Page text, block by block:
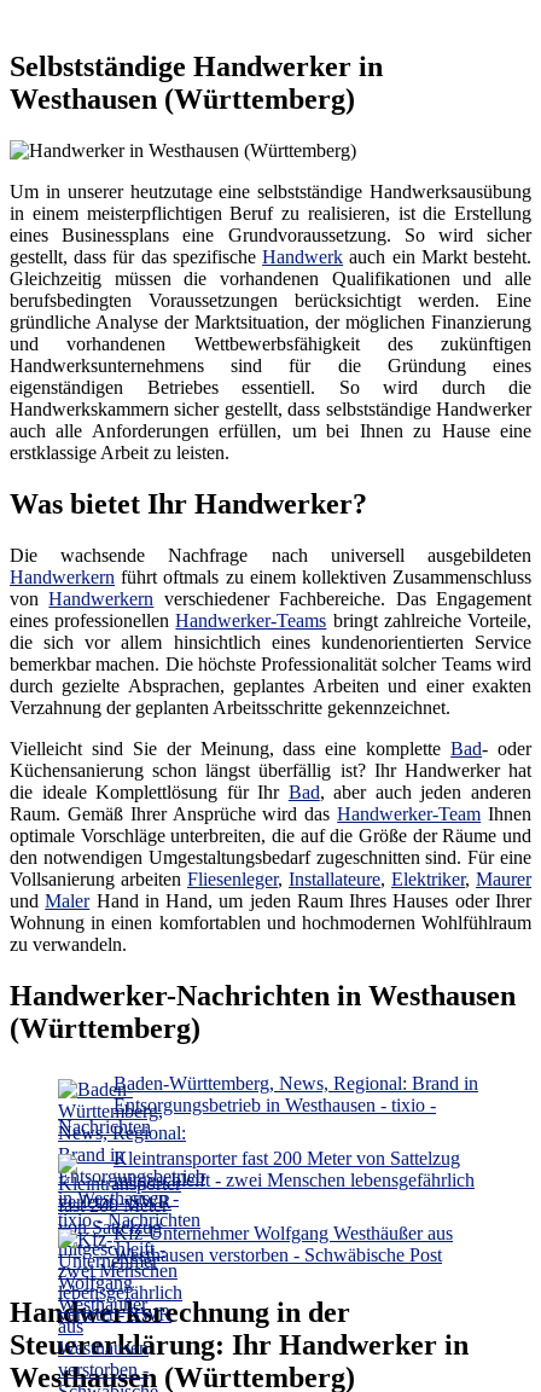
Selbstständige Handwerker in
Westhausen (Württemberg)
Um in unserer heutzutage eine selbstständige Handwerksausübung
in einem meisterpflichtigen Beruf zu realisieren, ist die Erstellung
eines Businessplans eine Grundvoraussetzung. So wird sicher
gestellt, dass für das spezifischeHandwerk auch ein Markt besteht.
Gleichzeitig müssen die vorhandenen Qualifikationen und alle
berufsbedingten Voraussetzungen berücksichtigt werden. Eine
gründliche Analyse der Marktsituation, der möglichen Finanzierung
und vorhandenen Wettbewerbsfähigkeit des zukünftigen
Handwerksunternehmens sind für die Gründung eines
eigenständigen Betriebes essentiell. So wird durch die
Handwerkskammern sicher gestellt, dass selbstständige Handwerker
auch alle Anforderungen erfüllen, um bei Ihnen zu Hause eine
erstklassige Arbeit zu leisten.
Was bietet Ihr Handwerker?
Die wachsende Nachfrage nach universell ausgebildeten
Handwerkern führt oftmals zu einem kollektiven Zusammenschluss
vonHandwerkern verschiedener Fachbereiche. Das Engagement
eines professionellenHandwerker-Teams bringt zahlreiche Vorteile,
die sich vor allem hinsichtlich eines kundenorientierten Service
bemerkbar machen. Die höchste Professionalität solcher Teams wird
durch gezielte Absprachen, geplantes Arbeiten und einer exakten
Verzahnung der geplanten Arbeitsschritte gekennzeichnet.
Vielleicht sind Sie der Meinung, dass eine kompletteBad- oder
Küchensanierung schon längst überfällig ist? Ihr Handwerker hat
die ideale Komplettlösung für Ihr Bad, aber auch jeden anderen
Raum. Gemäß Ihrer Ansprüche wird dasHandwerker-Team Ihnen
optimale Vorschläge unterbreiten, die auf die Größe der Räume und
den notwendigen Umgestaltungsbedarf zugeschnitten sind. Für eine
Vollsanierung arbeiten Fliesenleger, Installateure, Elektriker, Maurer
undMalerHand in Hand, um jeden Raum Ihres Hauses oder Ihrer
Wohnung in einen komfortablen und hochmodernen Wohlfühlraum
zu verwandeln.
Handwerker-Nachrichten in Westhausen
(Württemberg)
Baden-Württemberg, News, Regional: Brand in
Entsorgungsbetrieb in Westhausen - tixio -
Nachrichten
Kleintransporter fast 200 Meter von Sattelzug
mitgeschleift - zwei Menschen lebensgefährlich
verletzt - SWR
Kfz-Unternehmer Wolfgang Westhäußer aus
Westhausen verstorben - Schwäbische Post
Handwerksrechnung in der
Steuererklärung: Ihr Handwerker in
Westhausen (Württemberg)